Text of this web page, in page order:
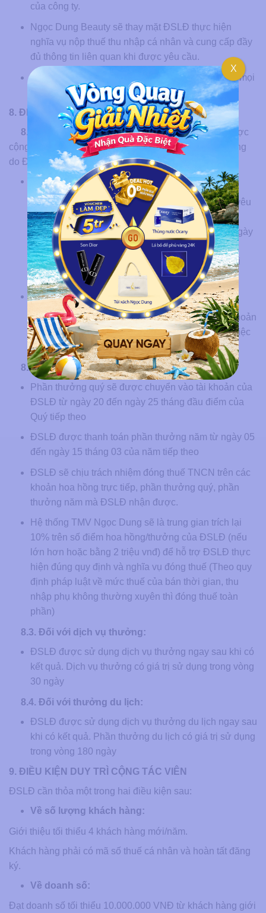
của công ty.
Ngọc Dung Beauty sẽ thay mặt ĐSLĐ thực hiện
nghĩa vụ nộp thuế thu nhập cá nhân và cung cấp đầy
đủ thông tin liên quan khi được yêu cầu.
Xây dựng một môi trường minh bạch, công bằng, mọi
quyền lợi của ĐSLĐ đều được đảm bảo.
8. ĐIỀU KIỆN THANH TOÁN
8.1. Đối với chiết khấu trực tiếp: Chiết khấu sẽ được
cộng dồn trên tất cả các hóa đơn của những khách hàng
do ĐSLĐ giới thiệu trong vòng 1 tháng
Yêu cầu rút điểm:
Thời gian: ĐSLĐ có thể thực hiện yêu
cầu rút điểm trên App Ngọc Dung
Beauty trong khoảng thời gian từ ngày
01 đến ngày 15 của tháng kế tiếp.
Hạn mức: Mỗi giao dịch rút điểm tối
thiểu 200.000 VNĐ.
Thanh toán:
Số điểm sẽ được chuyển vào tài khoản
của ĐSLĐ trong vòng 3 ngày làm việc
kể từ khi yêu cầu được xác nhận.
8.2. Đối với thưởng hằng quý và cuối năm:
Phần thưởng quý sẽ được chuyển vào tài khoản của
ĐSLĐ từ ngày 20 đến ngày 25 tháng đầu điểm của
Quý tiếp theo
ĐSLĐ được thanh toán phần thưởng năm từ ngày 05
đến ngày 15 tháng 03 của năm tiếp theo
ĐSLĐ sẽ chịu trách nhiệm đóng thuế TNCN trên các
khoản hoa hồng trực tiếp, phần thưởng quý, phần
thưởng năm mà ĐSLĐ nhận được.
Hệ thống TMV Ngọc Dung sẽ là trung gian trích lại
10% trên số điểm hoa hồng/thưởng của ĐSLĐ (nếu
lớn hơn hoặc bằng 2 triệu vnđ) để hỗ trợ ĐSLĐ thực
hiện đúng quy định và nghĩa vụ đóng thuế (Theo quy
định pháp luật về mức thuế của bán thời gian, thu
nhập phụ không thường xuyên thì đóng thuế toàn
phần)
8.3. Đối với dịch vụ thưởng:
ĐSLĐ được sử dụng dịch vụ thưởng ngay sau khi có
kết quả. Dịch vụ thưởng có giá trị sử dụng trong vòng
30 ngày
8.4. Đối với thưởng du lịch:
ĐSLĐ được sử dụng dịch vụ thưởng du lịch ngay sau
khi có kết quả. Phần thưởng du lịch có giá trị sử dụng
trong vòng 180 ngày
9. ĐIỀU KIỆN DUY TRÌ CỘNG TÁC VIÊN
ĐSLĐ cần thỏa một trong hai điều kiện sau:
Về số lượng khách hàng:
Giới thiệu tối thiểu 4 khách hàng mới/năm.
Khách hàng phải có mã số thuế cá nhân và hoàn tất đăng
ký.
Về doanh số:
Đạt doanh số tối thiểu 10.000.000 VNĐ từ khách hàng giới
X